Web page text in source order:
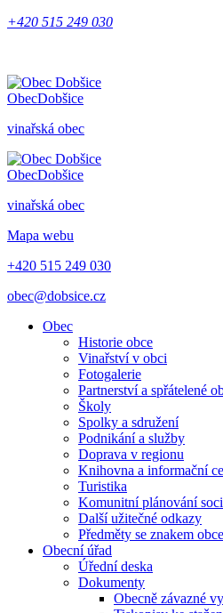
+420 515 249 030
ObecDobšice
vinařská obec
ObecDobšice
vinařská obec
Mapa webu
+420 515 249 030
obec@dobsice.cz
Obec
Historie obce
Vinařství v obci
Fotogalerie
Partnerství a spřátelené
Školy
Spolky a sdružení
Podnikání a služby
Doprava v regionu
Knihovna a informační
Turistika
Komunitní plánování
Další užitečné odkazy
Předměty se znakem obce
Obecní úřad
Úřední deska
Dokumenty
Obecně závazné